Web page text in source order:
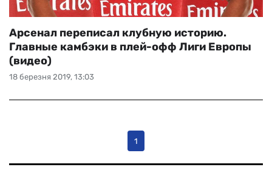
18 березня 2019, 13:03
Арсенал переписал клубную историю.
Главные камбэки в плей-офф Лиги Европы
(видео)
1